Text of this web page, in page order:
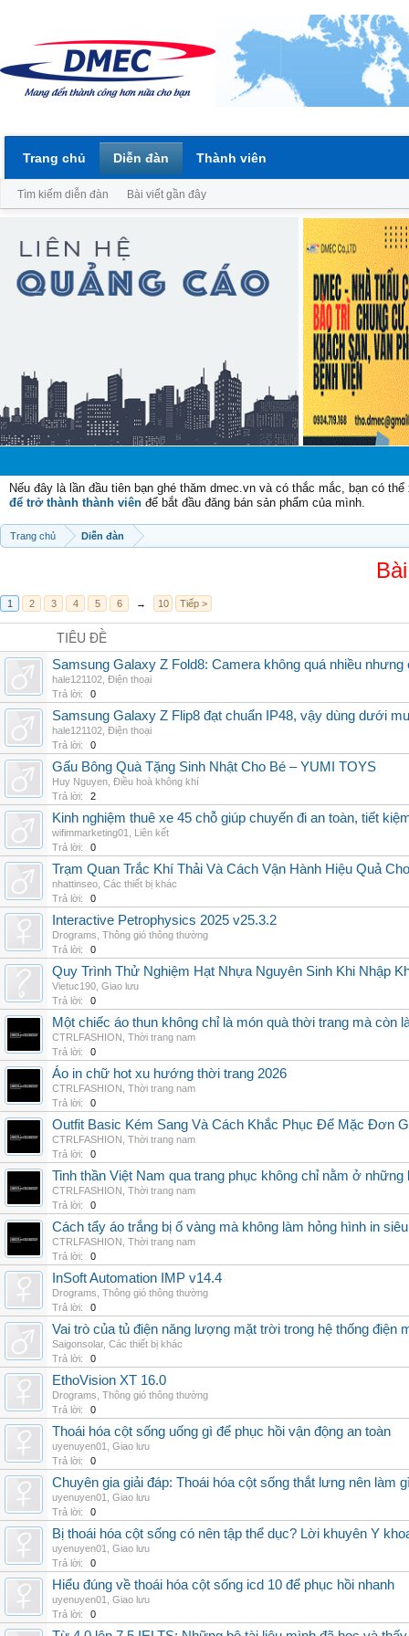
Nếu đây là lần đầu tiên bạn ghé thăm dmec.vn và có thắc mắc, bạn có
để trở thành thành viên để bắt đầu đăng bán sản phẩm của mình.
Trang chủ Diễn đàn
1 2 3 4 5 6 → 10 Tiếp >
TIÊU ĐỀ
Samsung Galaxy Z Fold8: Camera không quá nhiều nhưng
hale121102 Điện thoại
Trả lời:
0
Samsung Galaxy Z Flip8 đạt chuẩn IP48, vậy dùng dưới
hale121102 Điện thoại
Trả lời:
0
Gấu Bông Quà Tặng Sinh Nhật Cho Bé – YUMI TOYS
Huy Nguyen Điều hoà không khí
Trả lời:
2
Kinh nghiệm thuê xe 45 chỗ giúp chuyến đi an toàn, tiết
wifimmarketing01
Liên kết
Trả lời:
0
Trạm Quan Trắc Khí Thải Và Cách Vận Hành Hiệu Quả
nhattinseo Các thiết bị khác
Trả lời:
0
Interactive Petrophysics 2025 v25.3.2
Drograms Thông gió thông thường
Trả lời:
0
Quy Trình Thử Nghiệm Hạt Nhựa Nguyên Sinh Khi Nhập
Vietuc190 Giao lưu
Trả lời:
0
Một chiếc áo thun không chỉ là món quà thời trang mà
CTRLFASHION Thời trang nam
Trả lời:
0
Áo in chữ hot xu hướng thời trang 2026
CTRLFASHION Thời trang nam
Trả lời:
0
Outfit Basic Kém Sang Và Cách Khắc Phục Để Mặc Đơn
CTRLFASHION Thời trang nam
Trả lời:
0
Tinh thần Việt Nam qua trang phục không chỉ nằm ở
CTRLFASHION Thời trang nam
Trả lời:
0
Cách tẩy áo trắng bị ố vàng mà không làm hỏng hình in
CTRLFASHION Thời trang nam
Trả lời:
0
InSoft Automation IMP v14.4
Drograms Thông gió thông thường
Trả lời:
0
Vai trò của tủ điện năng lượng mặt trời trong hệ thống điện
Saigonsolar, Các thiết bị khác
Trả lời:
0
EthoVision XT 16.0
Drograms Thông gió thông thường
Trả lời:
0
Thoái hóa cột sống uống gì để phục hồi vận động an toàn
uyenuyen01
Giao lưu
Trả lời:
0
Chuyên gia giải đáp: Thoái hóa cột sống thắt lưng nên làm
uyenuyen01
Giao lưu
Trả lời:
0
Bị thoái hóa cột sống có nên tập thể dục? Lời khuyên Y
uyenuyen01
Giao lưu
Trả lời:
0
Hiểu đúng về thoái hóa cột sống icd 10 để phục hồi nhanh
uyenuyen01
Giao lưu
Trả lời:
0
Trang chủ Diễn đàn
Tìm kiếm diễn đàn Bài viết gần đây
Thành viên